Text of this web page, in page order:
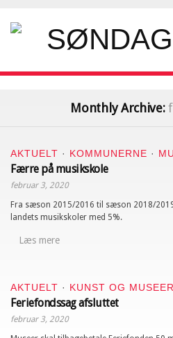
Monthly Archive:
AKTUELT · KOMMUNERNE ·
Færre på musikskole
februar 3, 2020
Fra sæson 2015/2016 til sæson 2018/
landets musikskoler med 5%.
Læs mere
AKTUELT · KUNST OG MUSEER
Feriefondssag afsluttet
februar 3, 2020